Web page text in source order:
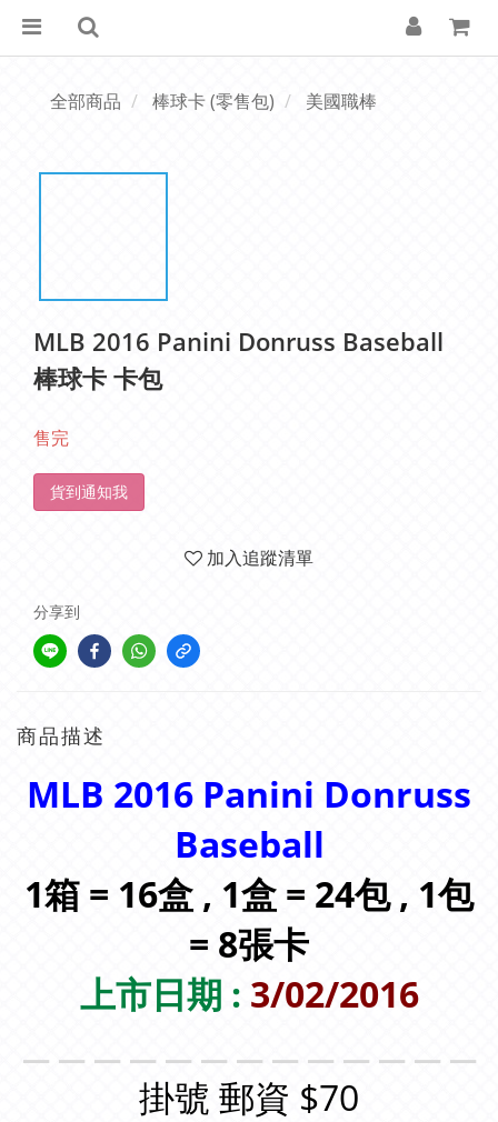
全部商品 棒球卡 (零售包) 美國職棒
MLB 2016 Panini Donruss Baseball
棒球卡 卡包
售完
貨到通知我
加入追蹤清單
分享到
商品描述
MLB 2016 Panini Donruss
Baseball
1箱 = 16盒 , 1盒 = 24包 , 1包
= 8張卡
上市日期 : 3/02/2016
掛號 郵資 $70